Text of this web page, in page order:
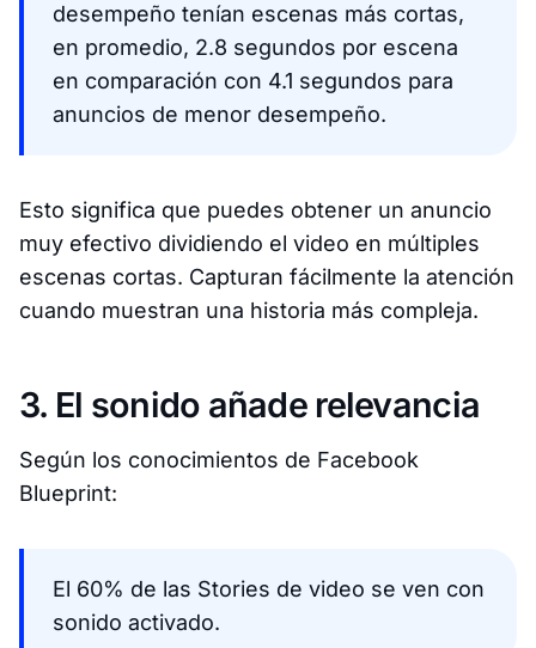
desempeño tenían escenas más cortas,
en promedio, 2.8 segundos por escena
en comparación con 4.1 segundos para
anuncios de menor desempeño.
Esto significa que puedes obtener un anuncio
muy efectivo dividiendo el video en múltiples
escenas cortas. Capturan fácilmente la atención
cuando muestran una historia más compleja.
3. El sonido añade relevancia
Según los conocimientos de Facebook
Blueprint:
El 60% de las Stories de video se ven con
sonido activado.